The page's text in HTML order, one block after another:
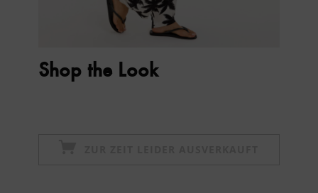
Shop the Look